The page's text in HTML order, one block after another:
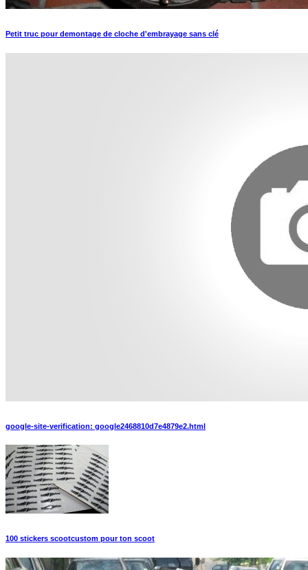
Petit truc pour demontage de cloche d'embrayage sans clé
google-site-verification: google2468810d7e4879e2.html
100 stickers scootcustom pour ton scoot